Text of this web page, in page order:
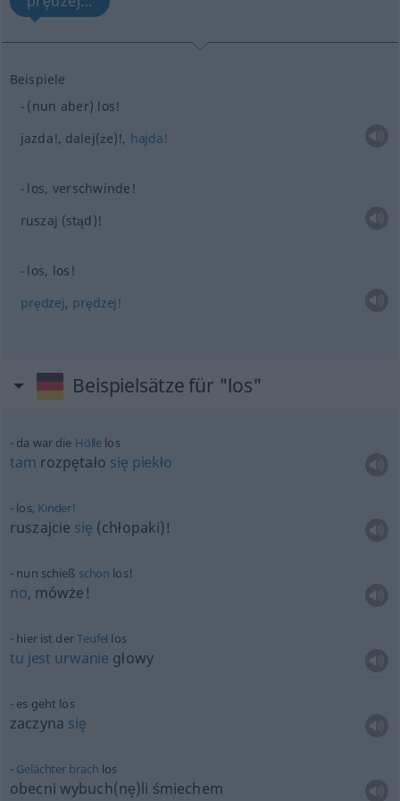
Beispiele
(nun aber) los!
jazda!, dalej(że)!, hajda!
los, verschwinde!
ruszaj (stąd)!
los, los!
prędzej, prędzej!
Beispielsätze für "los"
da war die Hölle los
tam rozpętało się piekło
los, Kinder!
ruszajcie się (chłopaki)!
nun schieß schon los!
no, mówże!
hier ist derTeufel los
tu jest urwanie głowy
es geht los
zaczyna się
Gelächter brach los
obecni wybuch(nę)li śmiechem